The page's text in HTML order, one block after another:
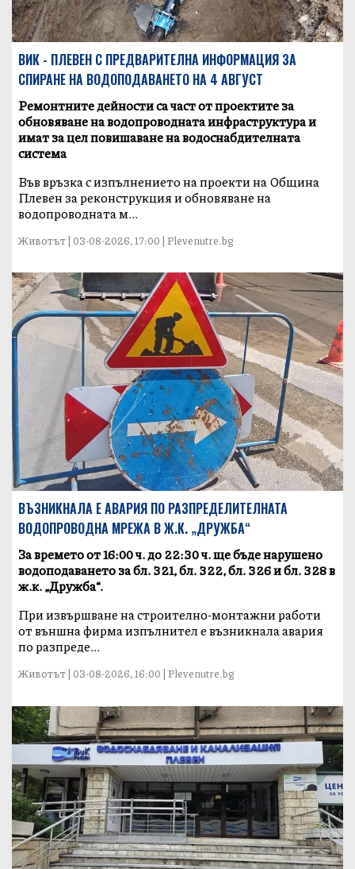
ВИК - ПЛЕВЕН С ПРЕДВАРИТЕЛНА ИНФОРМАЦИЯ ЗА
СПИРАНЕ НА ВОДОПОДАВАНЕТО НА 4 АВГУСТ
Ремонтните дейности са част от проектите за
обновяване на водопроводната инфраструктура и
имат за цел повишаване на водоснабдителната
система
Във връзка с изпълнението на проекти на Община
Плевен за реконструкция и обновяване на
водопроводната м...
Животът | 03-08-2026, 17:00 | Plevenutre.bg
ВЪЗНИКНАЛА Е АВАРИЯ ПО РАЗПРЕДЕЛИТЕЛНАТА
ВОДОПРОВОДНА МРЕЖА В Ж.К. „ДРУЖБА“
За времето от 16:00 ч. до 22:30 ч. ще бъде нарушено
водоподаването за бл. 321, бл. 322, бл. 326 и бл. 328 в
ж.к. „Дружба“.
При извършване на строително-монтажни работи
от външна фирма изпълнител е възникнала авария
по разпреде...
Животът | 03-08-2026, 16:00 | Plevenutre.bg